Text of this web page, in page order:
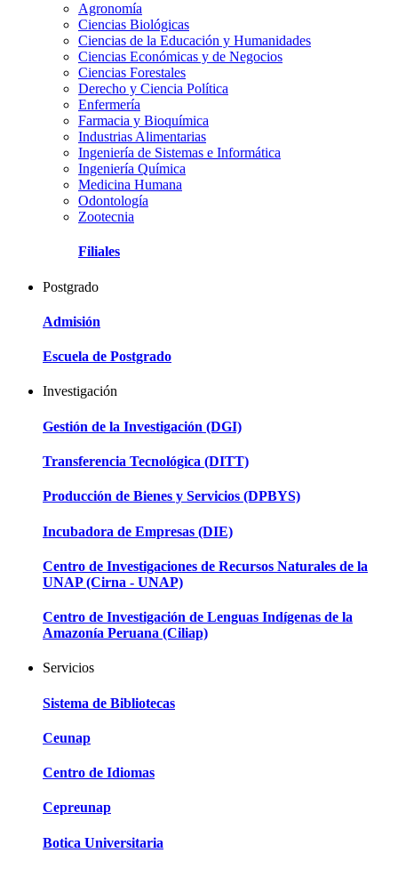
Agronomía
Ciencias Biológicas
Ciencias de la Educación y Humanidades
Ciencias Económicas y de Negocios
Ciencias Forestales
Derecho y Ciencia Política
Enfermería
Farmacia y Bioquímica
Industrias Alimentarias
Ingeniería de Sistemas e Informática
Ingeniería Química
Medicina Humana
Odontología
Zootecnia
Filiales
Postgrado
Admisión
Escuela de Postgrado
Investigación
Gestión de la Investigación (DGI)
Transferencia Tecnológica (DITT)
Producción de Bienes y Servicios (DPBYS)
Incubadora de Empresas (DIE)
Centro de Investigaciones de Recursos Naturales de la
UNAP (Cirna - UNAP)
Centro de Investigación de Lenguas Indígenas de la
Amazonía Peruana (Ciliap)
Servicios
Sistema de Bibliotecas
Ceunap
Centro de Idiomas
Cepreunap
Botica Universitaria